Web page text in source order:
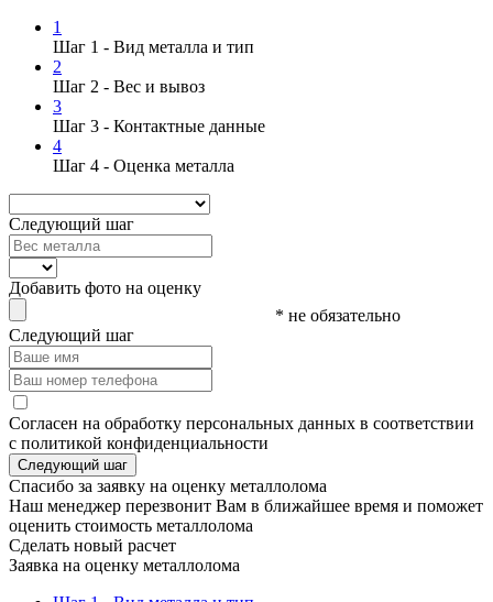
1
Шаг 1 - Вид металла и тип
2
Шаг 2 - Вес и вывоз
3
Шаг 3 - Контактные данные
4
Шаг 4 - Оценка металла
Следующий шаг
Добавить фото на оценку
* не обязательно
Следующий шаг
Согласен на обработку персональных данных в соответствии
с политикой конфиденциальности
Следующий шаг
Спасибо за заявку на оценку металлолома
Наш менеджер перезвонит Вам в ближайшее время и поможет
оценить стоимость металлолома
Сделать новый расчет
Заявка на оценку металлолома